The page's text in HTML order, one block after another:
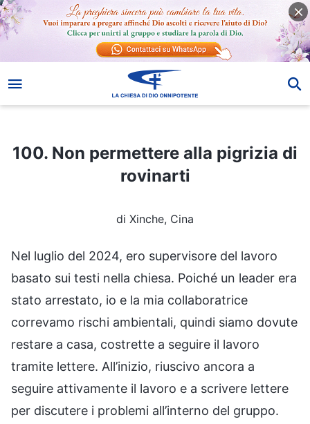
100. Non permettere alla pigrizia di rovinarti
100. Non permettere alla pigrizia di
rovinarti
di Xinche, Cina
Nel luglio del 2024, ero supervisore del lavoro
basato sui testi nella chiesa. Poiché un leader era
stato arrestato, io e la mia collaboratrice
correvamo rischi ambientali, quindi siamo dovute
restare a casa, costrette a seguire il lavoro
tramite lettere. All’inizio, riuscivo ancora a
seguire attivamente il lavoro e a scrivere lettere
per discutere i problemi all’interno del gruppo.